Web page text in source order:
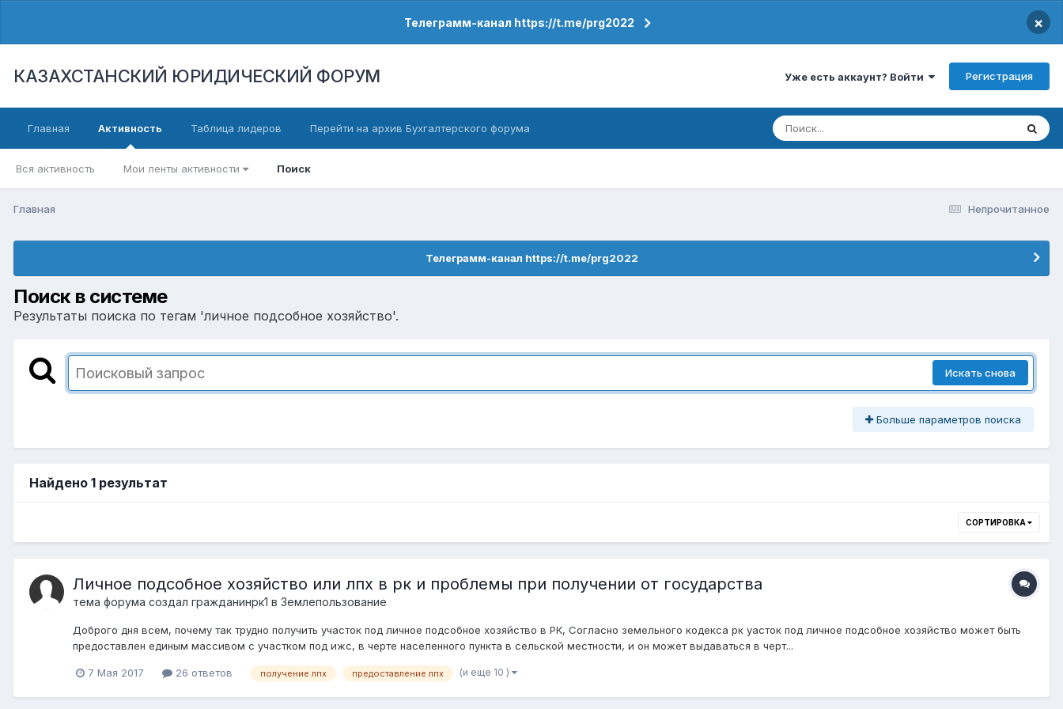
Телеграмм-канал https://t.me/prg2022 ×
КАЗАХСТАНСКИЙ ЮРИДИЧЕСКИЙ ФОРУМ Уже есть аккаунт? Войти Регистрация
Главная Активность
Вся активность Мои ленты активности Поиск
Таблица лидеров Перейти на архив Бухгалтерского форума
Непрочитанное
Главная
Телеграмм-канал https://t.me/prg2022
Поиск в системе
Результаты поиска по тегам 'личное подсобное хозяйство'.
Искать снова
Больше параметров поиска
Найдено 1 результат
СОРТИРОВКА
Личное подсобное хозяйство или лпх в рк и проблемы при получении от государства
тема форума создал гражданинрк1 в Землепользование
Доброго дня всем, почему так трудно получить участок под личное подсобное хозяйство в РК, Согласно земельного кодекса рк уасток под личное подсобное хозяйство может быть
предоставлен единым массивом с участком под ижс, в черте населенного пункта в сельской местности, и он может выдаваться в черт...
7 Мая 2017 26 ответов получение лпх предоставление лпх (и еще 10 )